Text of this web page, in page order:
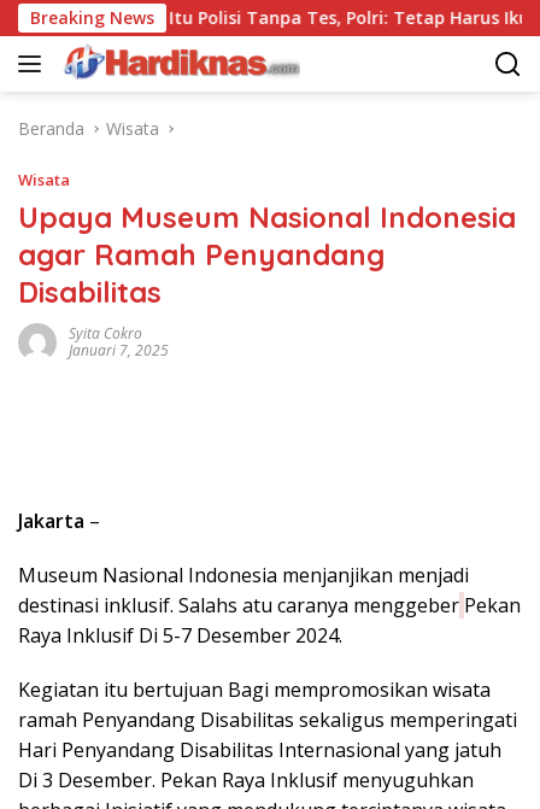
Langsung
ke
konten
Breaking News
Sebab Itu Polisi Tanpa Tes, Polri: Tetap Harus Ikuti Seleksi
Beranda Wisata
Wisata
Upaya Museum Nasional Indonesia
agar Ramah Penyandang
Disabilitas
Syita Cokro
Januari 7, 2025
Jakarta –
Museum Nasional Indonesia menjanjikan menjadi
destinasi inklusif. Salahs atu caranya menggeber Pekan
Raya Inklusif Di 5-7 Desember 2024.
Kegiatan itu bertujuan Bagi mempromosikan wisata
ramah Penyandang Disabilitas sekaligus memperingati
Hari Penyandang Disabilitas Internasional yang jatuh
Di 3 Desember. Pekan Raya Inklusif menyuguhkan